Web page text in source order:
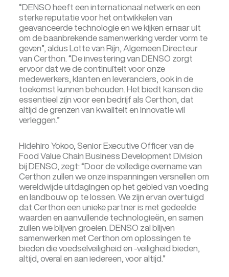
“DENSO heeft een internationaal netwerk en een
sterke reputatie voor het ontwikkelen van
geavanceerde technologie en we kijken ernaar uit
om de baanbrekende samenwerking verder vorm te
geven”, aldus Lotte van Rijn, Algemeen Directeur
van Certhon. “De investering van DENSO zorgt
ervoor dat we de continuïteit voor onze
medewerkers, klanten en leveranciers, ook in de
toekomst kunnen behouden. Het biedt kansen die
essentieel zijn voor een bedrijf als Certhon, dat
altijd de grenzen van kwaliteit en innovatie wil
verleggen.”
Hidehiro Yokoo, Senior Executive Officer van de
Food Value Chain Business Development Division
bij DENSO, zegt: “Door de volledige overname van
Certhon zullen we onze inspanningen versnellen om
wereldwijde uitdagingen op het gebied van voeding
en landbouw op te lossen. We zijn ervan overtuigd
dat Certhon een unieke partner is met gedeelde
waarden en aanvullende technologieën, en samen
zullen we blijven groeien. DENSO zal blijven
samenwerken met Certhon om oplossingen te
bieden die voedselveiligheid en -veiligheid bieden,
altijd, overal en aan iedereen, voor altijd.”